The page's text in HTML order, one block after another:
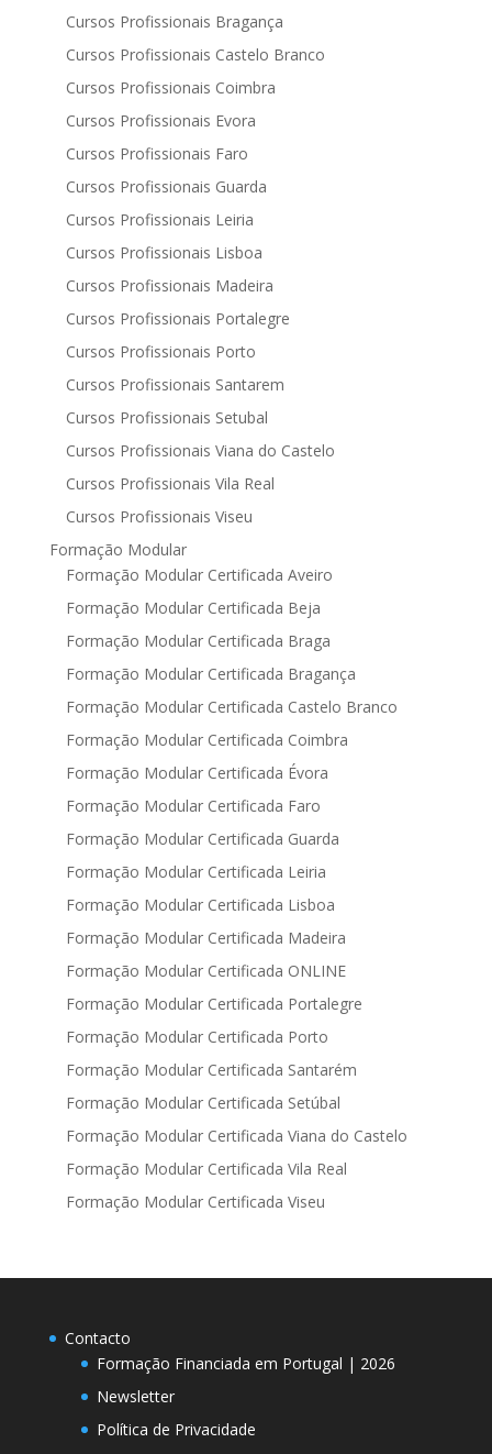
Cursos Profissionais Bragança
Cursos Profissionais Castelo Branco
Cursos Profissionais Coimbra
Cursos Profissionais Evora
Cursos Profissionais Faro
Cursos Profissionais Guarda
Cursos Profissionais Leiria
Cursos Profissionais Lisboa
Cursos Profissionais Madeira
Cursos Profissionais Portalegre
Cursos Profissionais Porto
Cursos Profissionais Santarem
Cursos Profissionais Setubal
Cursos Profissionais Viana do Castelo
Cursos Profissionais Vila Real
Cursos Profissionais Viseu
Formação Modular
Formação Modular Certificada Aveiro
Formação Modular Certificada Beja
Formação Modular Certificada Braga
Formação Modular Certificada Bragança
Formação Modular Certificada Castelo Branco
Formação Modular Certificada Coimbra
Formação Modular Certificada Évora
Formação Modular Certificada Faro
Formação Modular Certificada Guarda
Formação Modular Certificada Leiria
Formação Modular Certificada Lisboa
Formação Modular Certificada Madeira
Formação Modular Certificada ONLINE
Formação Modular Certificada Portalegre
Formação Modular Certificada Porto
Formação Modular Certificada Santarém
Formação Modular Certificada Setúbal
Formação Modular Certificada Viana do Castelo
Formação Modular Certificada Vila Real
Formação Modular Certificada Viseu
Contacto
Formação Financiada em Portugal | 2026
Newsletter
Política de Privacidade